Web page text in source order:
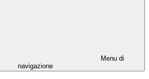
Menu di
navigazione